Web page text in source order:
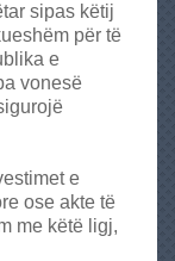
sipas këtij
për të
e
vonesë
e
ose akte të
me këtë ligj,